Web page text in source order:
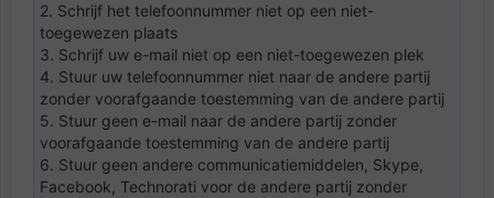
2. Schrijf het telefoonnummer niet op een niet-
toegewezen plaats
3. Schrijf uw e-mail niet op een niet-toegewezen plek
4. Stuur uw telefoonnummer niet naar de andere partij
zonder voorafgaande toestemming van de andere partij
5. Stuur geen e-mail naar de andere partij zonder
voorafgaande toestemming van de andere partij
6. Stuur geen andere communicatiemiddelen, Skype,
Facebook, Technorati voor de andere partij zonder